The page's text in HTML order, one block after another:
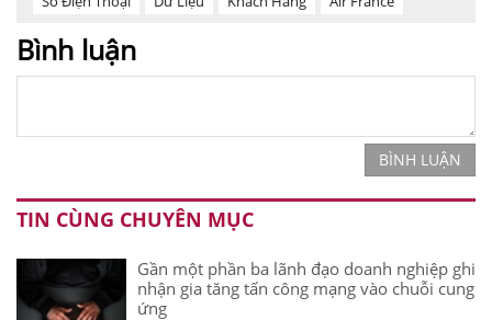
Bình luận
BÌNH LUẬN
TIN CÙNG CHUYÊN MỤC
Gần một phần ba lãnh đạo doanh nghiệp ghi
nhận gia tăng tấn công mạng vào chuỗi cung
ứng